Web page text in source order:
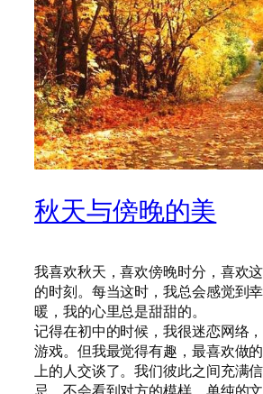
秋天与傍晚的美
我喜欢秋天，喜欢傍晚时分，喜欢
的时刻。每当这时，我总会感觉到
暖，我的心里总是甜甜的。
记得在初中的时候，我很迷恋网络
游戏。但我最觉得有趣，最喜欢做
上的人交谈了。我们彼此之间充满